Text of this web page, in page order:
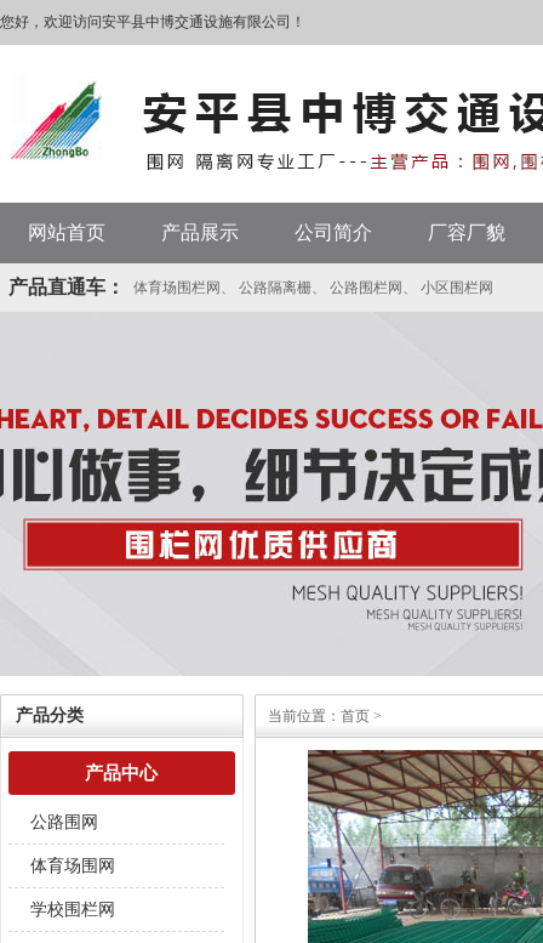
您好，欢迎访问安平县中博交通设施有限公司！
网站首页 产品展示 公司简介 厂容厂貌
产品直通车： 体育场围栏网 、 公路隔离栅、 公路围栏网 、 小区围栏网
产品分类
产品中心
公路围网
体育场围网
学校围栏网
当前位置： 首页 >